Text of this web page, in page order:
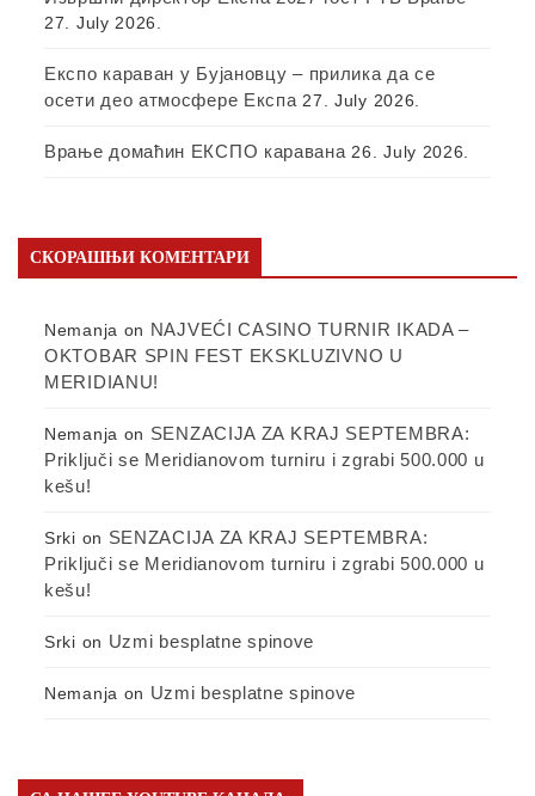
27. July 2026.
Експо караван у Бујановцу – прилика да се
осети део атмосфере Експа 27. July 2026.
Врање домаћин ЕКСПО каравана 26. July 2026.
СКОРАШЊИ КОМЕНТАРИ
Nemanja on NAJVEĆI CASINO TURNIR IKADA –
OKTOBAR SPIN FEST EKSKLUZIVNO U
MERIDIANU!
Nemanja on SENZACIJA ZA KRAJ SEPTEMBRA:
Priključi se Meridianovom turniru i zgrabi 500.000 u
kešu!
Srki on SENZACIJA ZA KRAJ SEPTEMBRA:
Priključi se Meridianovom turniru i zgrabi 500.000 u
kešu!
Srki on Uzmi besplatne spinove
Nemanja on Uzmi besplatne spinove